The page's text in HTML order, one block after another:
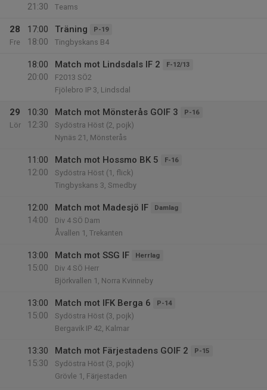
21:30
Teams
28
Fre
17:00
18:00
Träning P-19
Tingbyskans B4
18:00
20:00
Match mot Lindsdals IF 2 F-12/13
F2013 SÖ2
Fjölebro IP 3, Lindsdal
29
Lör
10:30
12:30
Match mot Mönsterås GOIF 3 P-16
Sydöstra Höst (2, pojk)
Nynäs 21, Mönsterås
11:00
12:00
Match mot Hossmo BK 5 F-16
Sydöstra Höst (1, flick)
Tingbyskans 3, Smedby
12:00
14:00
Match mot Madesjö IF Damlag
Div 4 SÖ Dam
Åvallen 1, Trekanten
13:00
15:00
Match mot SSG IF Herrlag
Div 4 SÖ Herr
Björkvallen 1, Norra Kvinneby
13:00
15:00
Match mot IFK Berga 6 P-14
Sydöstra Höst (3, pojk)
Bergavik IP 42, Kalmar
13:30
15:30
Match mot Färjestadens GOIF 2 P-15
Sydöstra Höst (3, pojk)
Grövle 1, Färjestaden